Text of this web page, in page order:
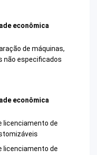
econômica
de máquinas,
não especificados
econômica
licenciamento de
licenciamento de